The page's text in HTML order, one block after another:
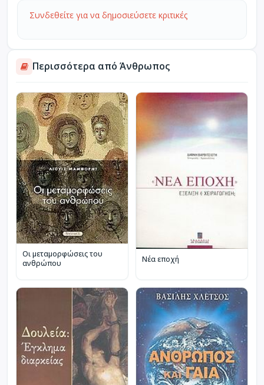
Συνδεθείτε για να δημοσιεύσετε κριτικές
Περισσότερα από Άνθρωπος
Οι μεταμορφώσεις του
ανθρώπου
Νέα εποχή